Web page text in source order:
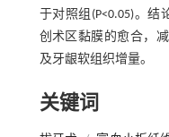
于对照组(P<0.05)。结
创术区黏膜的愈合，
及牙龈软组织增量。
关键词